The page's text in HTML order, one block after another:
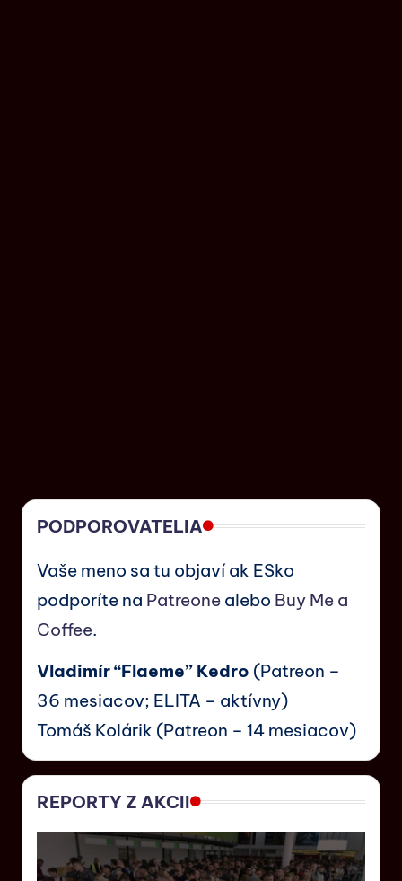
PODPOROVATELIA
Vaše meno sa tu objaví ak ESko
podporíte na Patreone alebo Buy Me a
Coffee.
Vladimír “Flaeme” Kedro (Patreon –
36 mesiacov; ELITA – aktívny)
Tomáš Kolárik (Patreon – 14 mesiacov)
REPORTY Z AKCII